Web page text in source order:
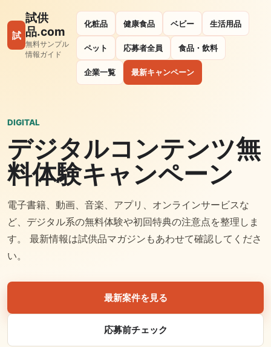
試
試供
品.com
無料サンプル
情報ガイド
化粧品 健康食品 ベビー 生活用品
ペット 応募者全員 食品・飲料
企業一覧 最新キャンペーン
DIGITAL
デジタルコンテンツ無
料体験キャンペーン
電子書籍、動画、音楽、アプリ、オンラインサービスな
ど、デジタル系の無料体験や初回特典の注意点を整理しま
す。 最新情報は試供品マガジンもあわせて確認してくださ
い。
最新案件を見る
応募前チェック